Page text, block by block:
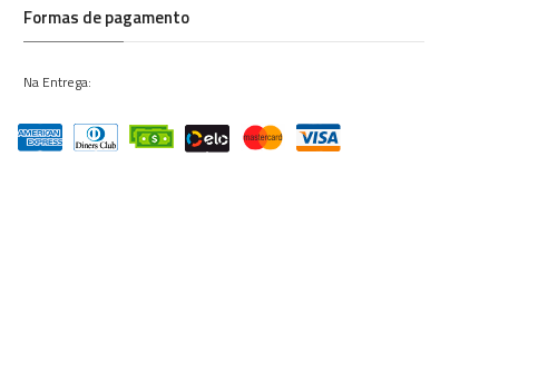
Formas de pagamento
Na Entrega: